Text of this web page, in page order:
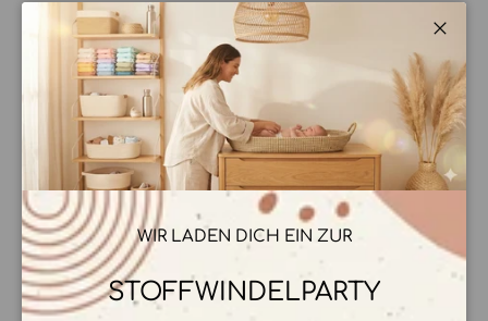
BESCHREIBUNG
ZAHLUNGSMÖGLICHKEITEN
WIR LADEN DICH EIN ZUR
STOFFWINDELPARTY